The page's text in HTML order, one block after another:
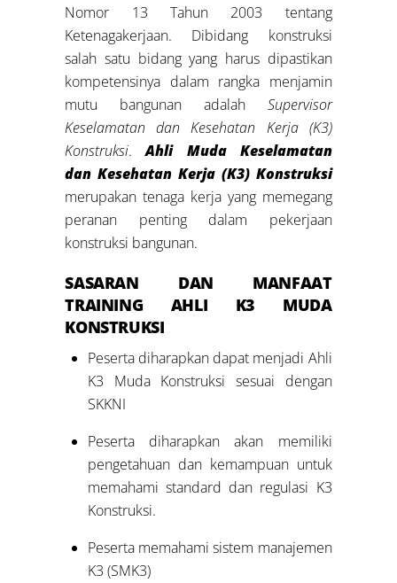
Nomor 13 Tahun 2003 tentang
Ketenagakerjaan. Dibidang konstruksi
salah satu bidang yang harus dipastikan
kompetensinya dalam rangka menjamin
mutu bangunan adalah Supervisor
Keselamatan dan Kesehatan Kerja (K3)
Konstruksi.Ahli MudaKeselamatan
dan Kesehatan Kerja (K3) Konstruksi
merupakan tenaga kerja yang memegang
peranan penting dalam pekerjaan
konstruksi bangunan.
SASARAN DAN MANFAAT
TRAINING AHLI K3 MUDA
KONSTRUKSI
Peserta diharapkan dapat menjadi Ahli
K3 Muda Konstruksi sesuai dengan
SKKNI
Peserta diharapkan akan memiliki
pengetahuan dan kemampuan untuk
memahami standard dan regulasi K3
Konstruksi.
Peserta memahami sistem manajemen
K3 (SMK3)